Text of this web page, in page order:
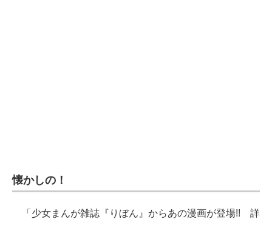
ちょっと気になるネットの話題
懐かしの！
「少女まんが雑誌『りぼん』からあの漫画が登場!! 詳